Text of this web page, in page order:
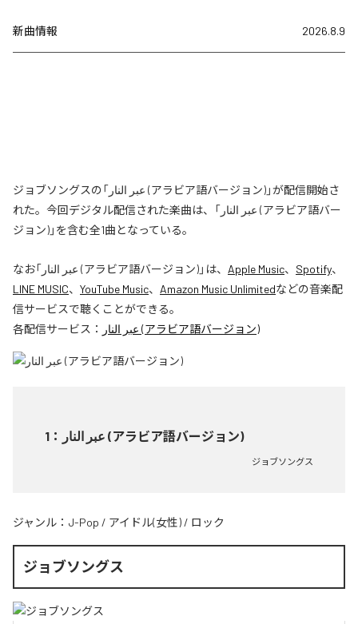
新曲情報 2026.8.9
ジョブソングスの「عبر النار (アラビア語バージョン)」が配信開始さ
れた。今回デジタル配信された楽曲は、「عبر النار (アラビア語バー
ジョン)」を含む全1曲となっている。
なお「 عبر النار (アラビア語バージョン)」は、 Apple Music、 Spotify、
LINE MUSIC、 YouTube Music、 Amazon Music Unlimitedなどの音楽配
信サービスで聴くことができる。
各配信サービス：
عبر النار (アラビア語バージョン)
1 ： عبر النار (アラビア語バージョン)
ジョブソングス
ジャンル： J-Pop / アイドル(女性) / ロック
ジョブソングス